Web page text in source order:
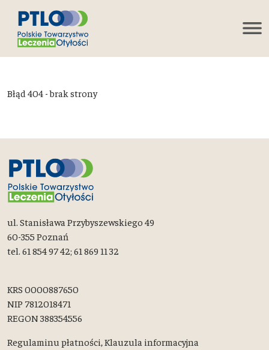
Błąd 404 - brak strony
ul. Stanisława Przybyszewskiego 49
60-355 Poznań
tel. 61 854 97 42; 61 869 11 32
KRS 0000887650
NIP 7812018471
REGON 388354556
Regulaminu płatności,Klauzula informacyjna